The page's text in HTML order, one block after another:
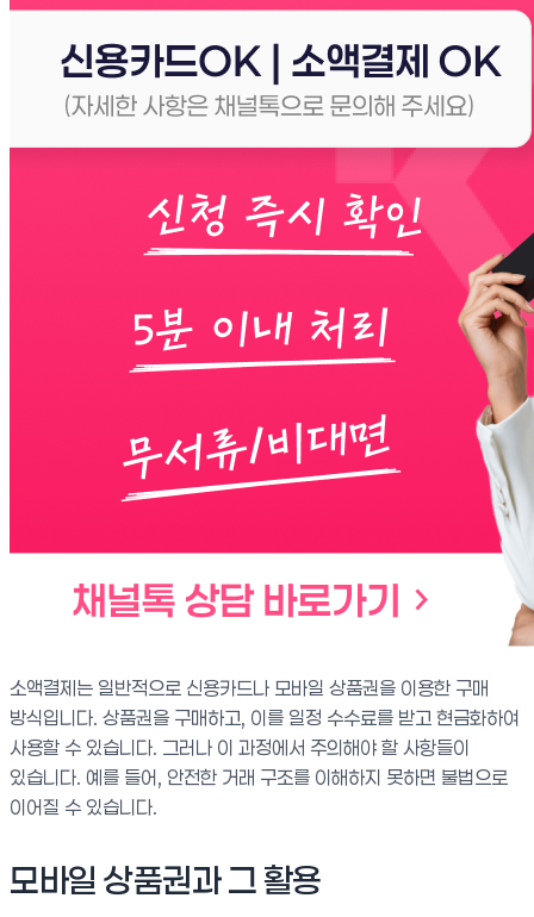
소액결제는 일반적으로 신용카드나 모바일 상품권을 이용한 구매
방식입니다. 상품권을 구매하고, 이를 일정 수수료를 받고 현금화하여
사용할 수 있습니다. 그러나 이 과정에서 주의해야 할 사항들이
있습니다. 예를 들어, 안전한 거래 구조를 이해하지 못하면 불법으로
이어질 수 있습니다.
모바일 상품권과 그 활용